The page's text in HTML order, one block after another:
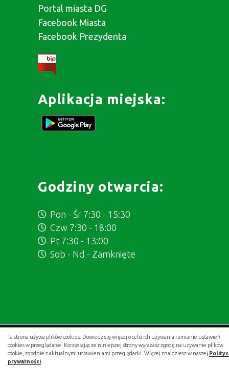
Ta strona używa plików cookies. Dowiedz się więcej o celu ich używania i zmianie ustawień
cookies w przeglądarce. Korzystając ze niniejszej strony wyrażasz zgodę na używanie plików
cookie, zgodnie z aktualnymi ustawieniami przeglądarki. Więcej znajdziesz w naszej
prywatności
Portal miasta DG
Facebook Miasta
Facebook Prezydenta
Aplikacja miejska:
Godziny otwarcia:
Pon - Śr 7:30 - 15:30
Czw 7:30 - 18:00
Pt 7:30 - 13:00
Sob - Nd - Zamknięte
Projekt i wykonanie:.gold studio digital